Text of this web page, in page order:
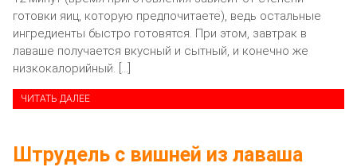
готовки яиц, которую предпочитаете), ведь остальные
ингредиенты быстро готовятся. При этом, завтрак в
лаваше получается вкусный и сытный, и конечно же
низкокалорийный. […]
ЧИТАТЬ ДАЛЕЕ
Штрудель с вишней из лаваша